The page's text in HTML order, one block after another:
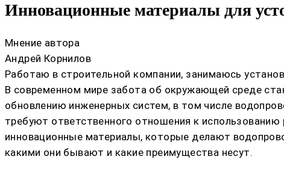
Инновационные материалы для
Мнение автора
Андрей Корнилов
Работаю в строительной компании, занимаюсь
В современном мире забота об окружающей среде
обновлению инженерных систем, в том числе
требуют ответственного отношения к
инновационные материалы, которые делают
какими они бывают и какие преимущества несут.